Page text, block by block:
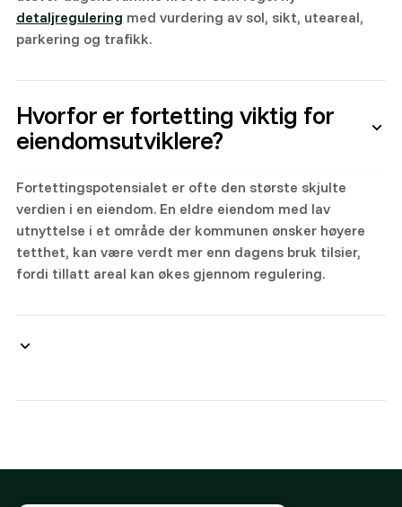
detaljregulering med vurdering av sol, sikt, uteareal,
parkering og trafikk.
Hvorfor er fortetting viktig for
eiendomsutviklere?
Fortettingspotensialet er ofte den største skjulte
verdien i en eiendom. En eldre eiendom med lav
utnyttelse i et område der kommunen ønsker høyere
tetthet, kan være verdt mer enn dagens bruk tilsier,
fordi tillatt areal kan økes gjennom regulering.